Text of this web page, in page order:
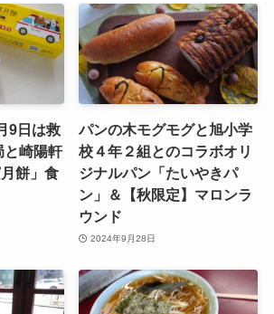
9日は救
と崎陽軒
餅」食
パンの木モグモグと旭小学
校４年２組とのコラボオリ
ジナルパン「たいやきパ
ン」＆【秋限定】マロンラ
ウンド
2024年9月28日